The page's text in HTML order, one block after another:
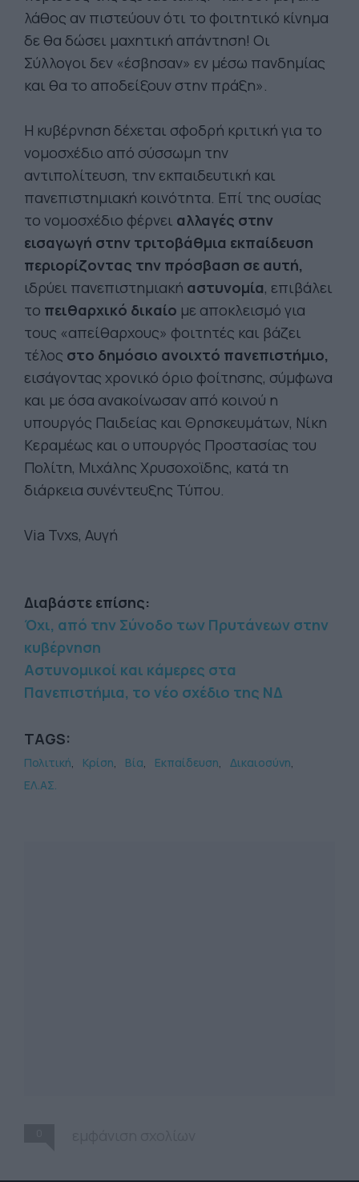
λάθος αν πιστεύουν ότι το φοιτητικό κίνημα
δε θα δώσει μαχητική απάντηση! Οι
Σύλλογοι δεν «έσβησαν» εν μέσω πανδημίας
και θα το αποδείξουν στην πράξη».
Η κυβέρνηση δέχεται σφοδρή κριτική για το
νομοσχέδιο από σύσσωμη την
αντιπολίτευση, την εκπαιδευτική και
πανεπιστημιακή κοινότητα. Επί της ουσίας
το νομοσχέδιο φέρνει αλλαγές στην
εισαγωγή στην τριτοβάθμια εκπαίδευση
περιορίζοντας την πρόσβαση σε αυτή,
ιδρύει πανεπιστημιακή αστυνομία, επιβάλει
το πειθαρχικό δικαίο με αποκλεισμό για
τους «απείθαρχους» φοιτητές και βάζει
τέλος στο δημόσιο ανοιχτό πανεπιστήμιο,
εισάγοντας χρονικό όριο φοίτησης, σύμφωνα
και με όσα ανακοίνωσαν από κοινού η
υπουργός Παιδείας και Θρησκευμάτων, Νίκη
Κεραμέως και ο υπουργός Προστασίας του
Πολίτη, Μιχάλης Χρυσοχοϊδης, κατά τη
διάρκεια συνέντευξης Τύπου.
Via Tvxs, Αυγή
Διαβάστε επίσης:
Όχι, από την Σύνοδο των Πρυτάνεων στην
κυβέρνηση
Αστυνομικοί και κάμερες στα
Πανεπιστήμια, το νέο σχέδιο της ΝΔ
TAGS:
Πολιτική Κρίση Βία Εκπαίδευση
Δικαιοσύνη
ΕΛ.ΑΣ.